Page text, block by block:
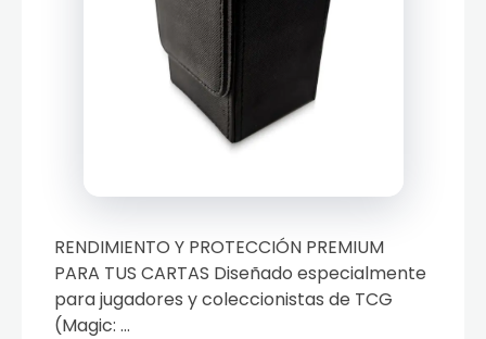
RENDIMIENTO Y PROTECCIÓN PREMIUM
PARA TUS CARTAS Diseñado especialmente
para jugadores y coleccionistas de TCG
(Magic: ...